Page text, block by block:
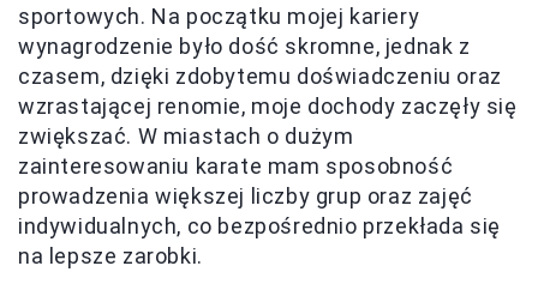
sportowych. Na początku mojej kariery
wynagrodzenie było dość skromne, jednak z
czasem, dzięki zdobytemu doświadczeniu oraz
wzrastającej renomie, moje dochody zaczęły się
zwiększać. W miastach o dużym
zainteresowaniu karate mam sposobność
prowadzenia większej liczby grup oraz zajęć
indywidualnych, co bezpośrednio przekłada się
na lepsze zarobki.